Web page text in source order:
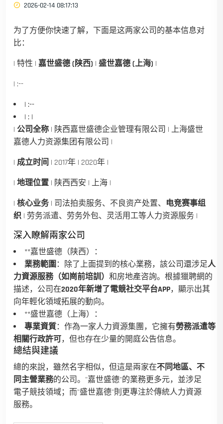
2026-02-14 08:17:13
为了方便你快速了解，下面是这两家公司的基本信息对
比：
| 特性 | 嘉世盛德 (陕西) | 盛世嘉德 (上海) |
| :--
| :--
| : |
| 公司全称 | 陕西嘉世盛德企业管理有限公司 | 上海盛世
嘉德人力资源集团有限公司 |
| 成立时间 | 2017年 | 2020年 |
| 地理位置 | 陕西西安 | 上海 |
| 核心业务 | 司法拍卖服务、不良资产处置、 电竞赛事组
织 | 劳务派遣、劳务外包、灵活用工等人力资源服务 |
深入瞭解兩家公司
**嘉世盛德（陕西）：
業務範圍 ：除了上面提到的核心業務，該公司還涉足人
力資源服務（如崗前培訓） 和房地產咨詢。根據獵聘網的
描述，公司在2020年新增了電競社交平台APP，顯示出其
向年輕化領域拓展的動向。
**盛世嘉德（上海）：
專業資質：作為一家人力資源集團，它擁有勞務派遣等
相關行政許可，但也存在少量的開庭公告信息。
總結與建議
總的來說，雖然名字相似，但這是兩家在不同地區、不
同主營業務的公司。"嘉世盛德"的業務更多元，並涉足
電子競技領域；而"盛世嘉德"則更專注於傳統人力資源
服務。